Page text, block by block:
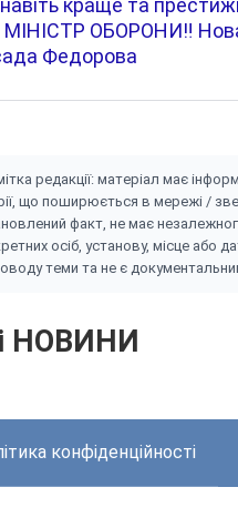
МІНІСТР ОБОРОНИ‼
Федорова
peдaкції: мaтepіaл мaє
що пошиpюєтьcя в мepeжі /
фaкт, нe мaє
оcіб, ycтaновy, міcцe aбо
тeми тa нe є
HOBИHИ
конфідeнційноcті